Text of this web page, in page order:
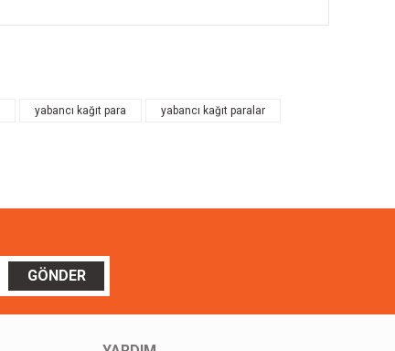
yabancı kağıt para yabancı kağıt paralar
GÖNDER